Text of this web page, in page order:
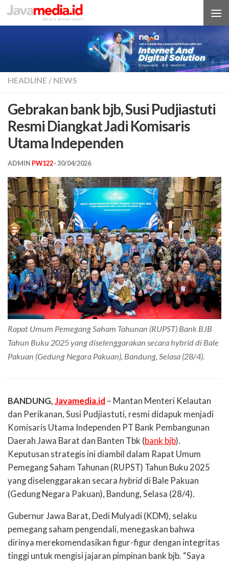
Skip to content
HEADLINE / NEWS
Gebrakan bank bjb, Susi Pudjiastuti
Resmi Diangkat Jadi Komisaris
Utama Independen
ADMIN PW122· 30/04/2026
Rapat Umum Pemegang Saham Tahunan (RUPST) Bank BJB
Tahun Buku 2025 yang diselenggarakan secara hybrid di Bale
Pakuan (Gedung Negara Pakuan), Bandung, Selasa (28/4).
BANDUNG, Javamedia.id – Mantan Menteri Kelautan
dan Perikanan, Susi Pudjiastuti, resmi didapuk menjadi
Komisaris Utama Independen PT Bank Pembangunan
Daerah Jawa Barat dan Banten Tbk (bank bjb).
Keputusan strategis ini diambil dalam Rapat Umum
Pemegang Saham Tahunan (RUPST) Tahun Buku 2025
yang diselenggarakan secara hybrid di Bale Pakuan
(Gedung Negara Pakuan), Bandung, Selasa (28/4).
Gubernur Jawa Barat, Dedi Mulyadi (KDM), selaku
pemegang saham pengendali, menegaskan bahwa
dirinya merekomendasikan figur-figur dengan integritas
tinggi untuk mengisi jajaran pimpinan bank bjb. “Saya